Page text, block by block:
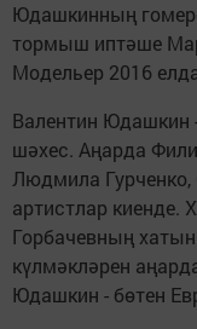
Юдашкинның
тормыш иптәше
Модельер 2016
Валентин Юдашкин
шәхес. Аңарда
Людмила
артистлар киенде.
Горбачевның
күлмәкләрен
Юдашкин - бөтен